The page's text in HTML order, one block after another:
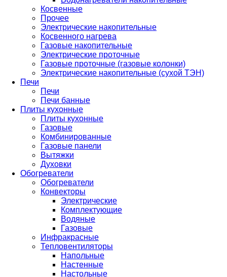
Косвенные
Прочее
Электрические накопительные
Косвенного нагрева
Газовые накопительные
Электрические проточные
Газовые проточные (газовые колонки)
Электрические накопительные (сухой ТЭН)
Печи
Печи
Печи банные
Плиты кухонные
Плиты кухонные
Газовые
Комбинированные
Газовые панели
Вытяжки
Духовки
Обогреватели
Обогреватели
Конвекторы
Электрические
Комплектующие
Водяные
Газовые
Инфракрасные
Тепловентиляторы
Напольные
Настенные
Настольные